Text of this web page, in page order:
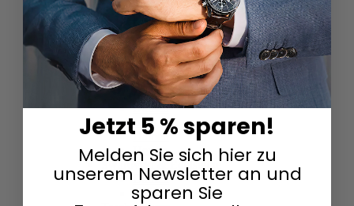
Damen
Herren
Smartwatches
Damen
Herren
Solaruhren
Herren
Damen
Sportuhren
Damen
Herren
Swarovski & Edelsteine
Damen
Herren
Jetzt 5 % sparen!
Melden Sie sich hier zu
unserem Newsletter an und
sparen Sie